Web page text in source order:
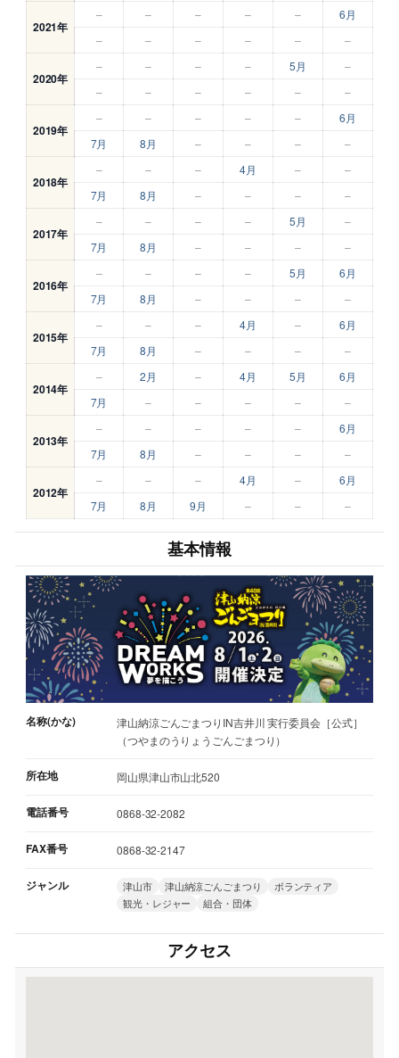
2021年
– – – – –
6月
–
– – – – –
2020年
– – – – 5月
–
–
– – – – –
2019年
– – – – –
6月
7月
8月 – – – –
2018年
– – – 4月 –
–
7月
8月 – – – –
2017年
– – – – 5月
–
7月
8月 – – – –
2016年
– – – – 5月
6月
7月
8月 – – – –
2015年
– – – 4月 –
6月
7月
8月 – – – –
2014年
– 2月 – 4月 5月
6月
7月
– – – – –
2013年
– – – – –
6月
7月
8月 – – – –
2012年
– – – 4月 –
6月
7月
8月 9月 – – –
基本情報
名称(かな)
津山納涼ごんごまつりIN吉井川 実行委員会［公式］
（つやまのうりょうごんごまつり）
所在地 岡山県津山市山北520
電話番号 0868-32-2082
FAX番号 0868-32-2147
ジャンル 津山市 津山納涼ごんごまつり
ボランティア
観光・レジャー
組合・団体
アクセス